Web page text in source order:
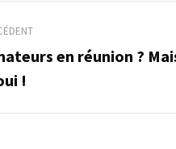
en réunion ?
!